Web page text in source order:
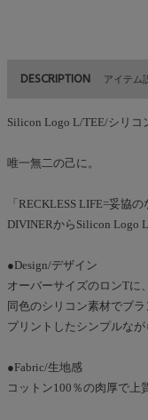
DESCRIPTION アイテム
Silicon Logo L/TEE/シリコ
唯一無二の己に。
「RECKLESS LIFE=妥協
DIVINERからSilicon Logo
●Design/デザイン
オーバーサイズのロンTに、
同色のシリコン素材でブ
プリントしたシンプルなが
●Fabric/生地感
コットン100％の肉厚で上